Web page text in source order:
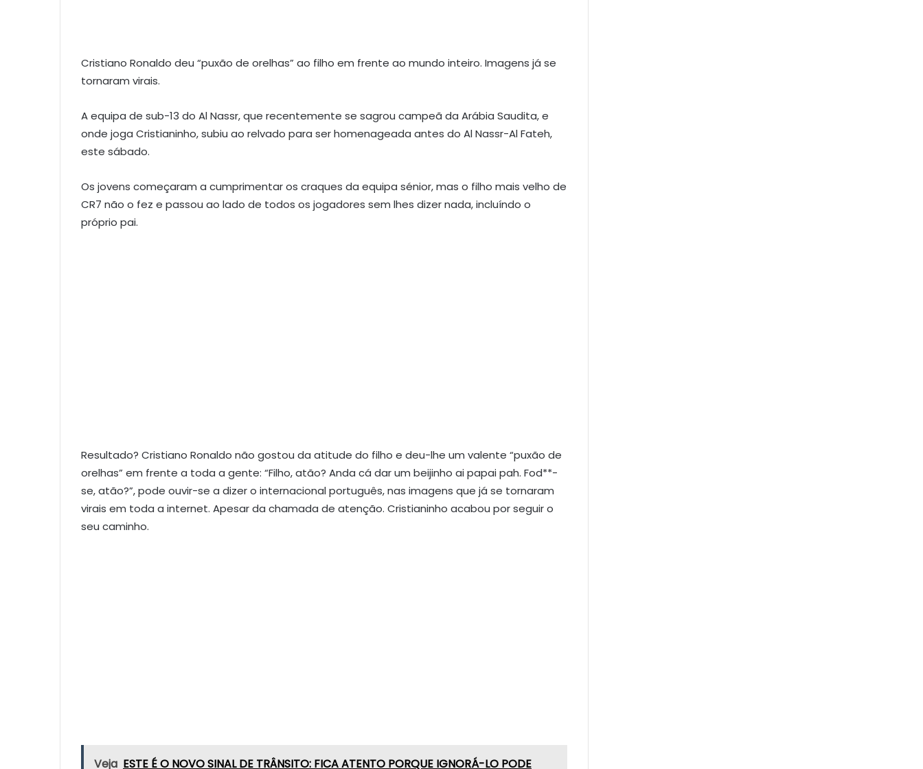
Cristiano Ronaldo deu “puxão de orelhas” ao filho em frente ao mundo inteiro. Imagens já se
tornaram virais.
A equipa de sub-13 do Al Nassr, que recentemente se sagrou campeã da Arábia Saudita, e
onde joga Cristianinho, subiu ao relvado para ser homenageada antes do Al Nassr-Al Fateh,
este sábado.
Os jovens começaram a cumprimentar os craques da equipa sénior, mas o filho mais velho de
CR7 não o fez e passou ao lado de todos os jogadores sem lhes dizer nada, incluíndo o
próprio pai.
Resultado? Cristiano Ronaldo não gostou da atitude do filho e deu-lhe um valente “puxão de
orelhas” em frente a toda a gente: “Filho, atão? Anda cá dar um beijinho ai papai pah. Fod**-
se, atão?”, pode ouvir-se a dizer o internacional português, nas imagens que já se tornaram
virais em toda a internet. Apesar da chamada de atenção. Cristianinho acabou por seguir o
seu caminho.
Veja ESTE É O NOVO SINAL DE TRÂNSITO: FICA ATENTO PORQUE IGNORÁ-LO PODE